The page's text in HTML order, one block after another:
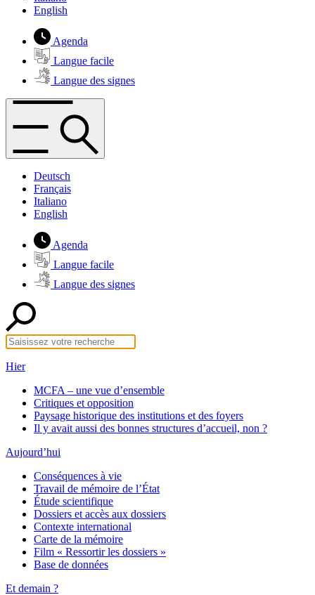
English
Agenda
Langue facile
Langue des signes
Deutsch
Français
Italiano
English
Agenda
Langue facile
Langue des signes
Hier
MCFA – une vue d’ensemble
Critiques et opposition
Paysage historique des institutions et des foyers
Il y avait aussi des bonnes structures d’accueil, non ?
Aujourd’hui
Conséquences à vie
Travail de mémoire de l’État
Étude scientifique
Dossiers et accès aux dossiers
Contexte international
Carte de la mémoire
Film « Ressortir les dossiers »
Base de données
Et demain ?